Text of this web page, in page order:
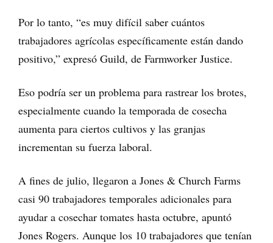
Por lo tanto, “es muy difícil saber cuántos
trabajadores agrícolas específicamente están dando
positivo,” expresó Guild, de Farmworker Justice.
Eso podría ser un problema para rastrear los brotes,
especialmente cuando la temporada de cosecha
aumenta para ciertos cultivos y las granjas
incrementan su fuerza laboral.
A fines de julio, llegaron a Jones & Church Farms
casi 90 trabajadores temporales adicionales para
ayudar a cosechar tomates hasta octubre, apuntó
Jones Rogers. Aunque los 10 trabajadores que tenían